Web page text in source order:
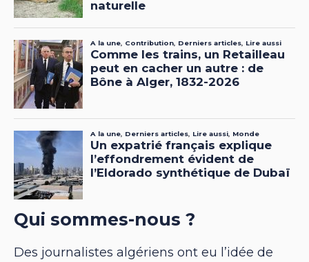
Qui sommes-nous ?
Des journalistes algériens ont eu l’idée de